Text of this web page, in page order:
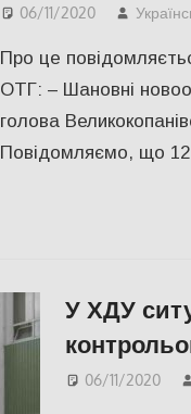
06/11/2020
Про це
ОТГ: – Шановні
голова
Повідомляємо, що 12
У ХДУ
06/11/2020